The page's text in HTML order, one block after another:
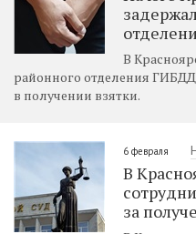
В
районного отделения
в получении взятки.
6 февраля
В
за